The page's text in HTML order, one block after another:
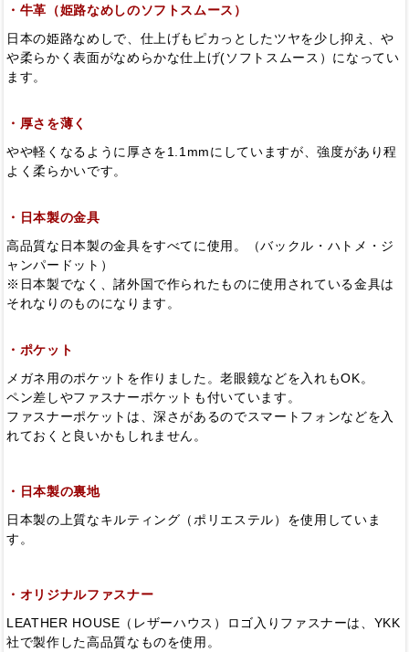
・牛革（姫路なめしのソフトスムース）
日本の姫路なめしで、仕上げもピカっとしたツヤを少し抑え、や
や柔らかく表面がなめらかな仕上げ(ソフトスムース）になってい
ます。
・厚さを薄く
やや軽くなるように厚さを1.1mmにしていますが、強度があり程
よく柔らかいです。
・日本製の金具
高品質な日本製の金具をすべてに使用。（バックル・ハトメ・ジ
ャンパードット）
※日本製でなく、諸外国で作られたものに使用されている金具は
それなりのものになります。
・ポケット
メガネ用のポケットを作りました。老眼鏡などを入れもOK。
ペン差しやファスナーポケットも付いています。
ファスナーポケットは、深さがあるのでスマートフォンなどを入
れておくと良いかもしれません。
・日本製の裏地
日本製の上質なキルティング（ポリエステル）を使用していま
す。
・オリジナルファスナー
LEATHER HOUSE（レザーハウス）ロゴ入りファスナーは、YKK
社で製作した高品質なものを使用。